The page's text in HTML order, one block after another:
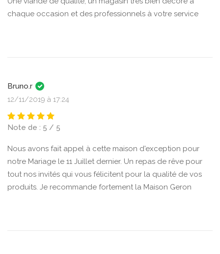
chaque occasion et des professionnels à votre service
Bruno.r
12/11/2019 à 17:24
Note de : 5 / 5
Nous avons fait appel à cette maison d'exception pour
notre Mariage le 11 Juillet dernier. Un repas de rêve pour
tout nos invités qui vous félicitent pour la qualité de vos
produits. Je recommande fortement la Maison Geron